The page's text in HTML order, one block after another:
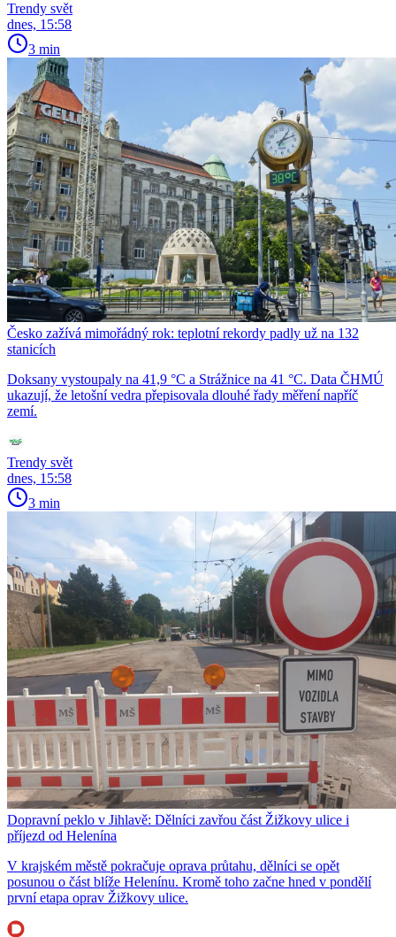
Trendy svět
dnes, 15:58
3 min
Česko zažívá mimořádný rok: teplotní rekordy padly už na 132
stanicích
Doksany vystoupaly na 41,9 °C a Strážnice na 41 °C. Data ČHMÚ
ukazují, že letošní vedra přepisovala dlouhé řady měření napříč
zemí.
Trendy svět
dnes, 15:58
3 min
Dopravní peklo v Jihlavě: Dělníci zavřou část Žižkovy ulice i
příjezd od Helenína
V krajském městě pokračuje oprava průtahu, dělníci se opět
posunou o část blíže Helenínu. Kromě toho začne hned v pondělí
první etapa oprav Žižkovy ulice.